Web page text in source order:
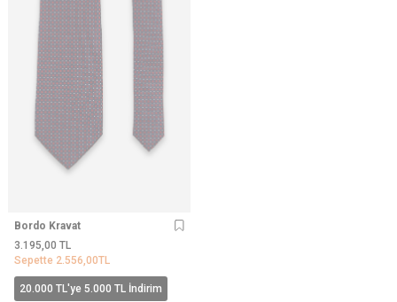
Bordo Kravat
3.195,00 TL
Sepette 2.556,00TL
20.000 TL'ye 5.000 TL İndirim